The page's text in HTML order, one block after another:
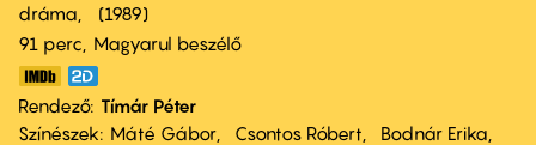
dráma
1989
91 perc,
Magyarul beszélő
Rendező Tímár Péter
Színészek
Máté Gábor Csontos Róbert
Bodnár Erika